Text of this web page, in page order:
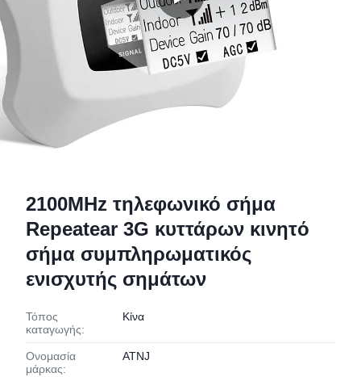
2100MHz τηλεφωνικό σήμα
Repeatear 3G κυττάρων κινητό
σήμα συμπληρωματικός
ενισχυτής σημάτων
Τόπος
καταγωγής:
Κίνα
Ονομασία
μάρκας:
ATNJ